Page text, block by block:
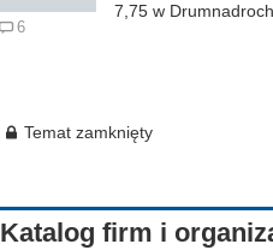
6
7,75 w
Temat zamknięty
Katalog firm i